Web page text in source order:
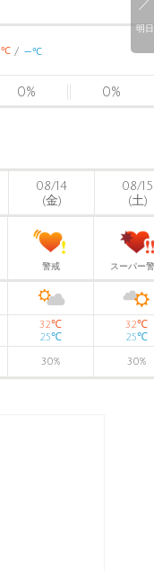
明日
℃ -℃
0% 0%
08/14
(金)
08/15
(土)
警戒 スーパー
32℃
25℃
32℃
25℃
30% 30%